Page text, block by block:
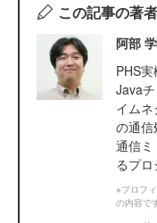
この記事の著者
阿部
PHS実
Java
イム
の通
通信ミ
るプロ
※プロフ
の内容で